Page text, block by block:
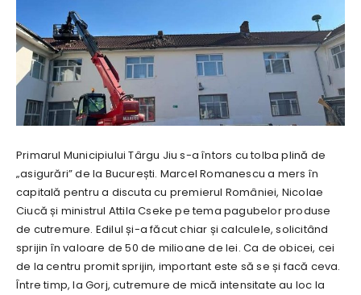
Primarul Municipiului Târgu Jiu s-a întors cu tolba plină de
„asigurări” de la București. Marcel Romanescu a mers în
capitală pentru a discuta cu premierul României, Nicolae
Ciucă și ministrul Attila Cseke pe tema pagubelor produse
de cutremure. Edilul și-a făcut chiar și calculele, solicitând
sprijin în valoare de 50 de milioane de lei. Ca de obicei, cei
de la centru promit sprijin, important este să se și facă ceva.
Între timp, la Gorj, cutremure de mică intensitate au loc la